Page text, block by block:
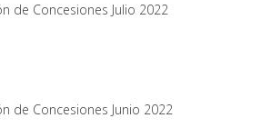
de Concesiones Julio 2022
de Concesiones Junio 2022